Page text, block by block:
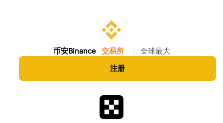
币安Binance 交易所 全球最大
注册